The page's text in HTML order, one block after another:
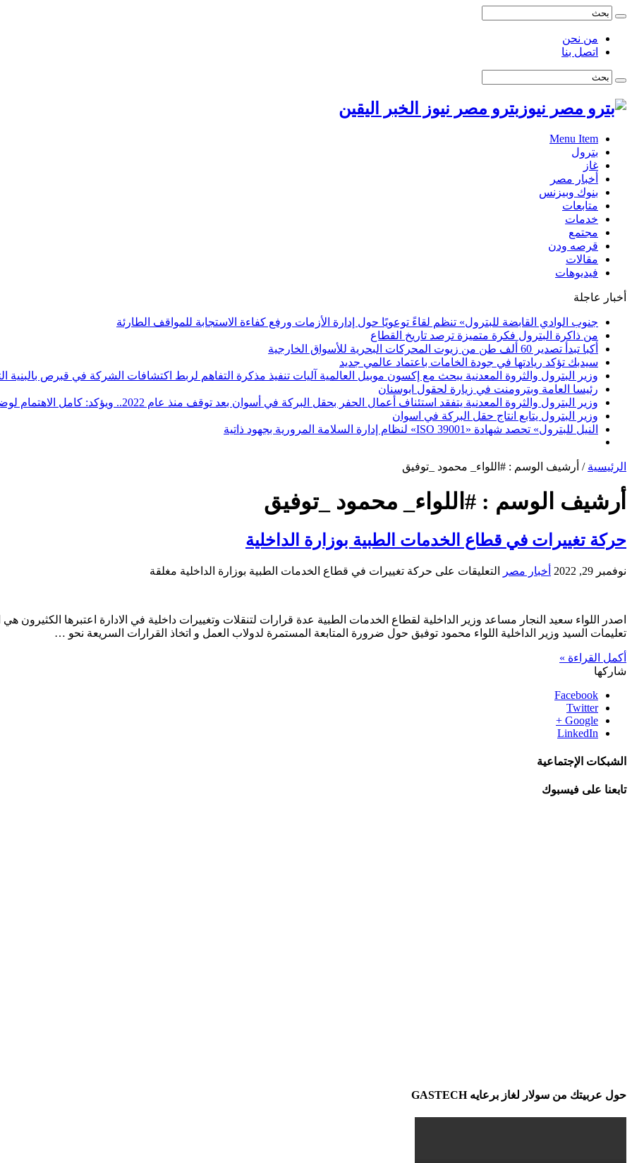
من نحن
اتصل بنا
بترو مصر نيوز الخبر اليقين
Menu Item
بترول
غاز
أخبار مصر
بنوك وبيزنس
متابعات
خدمات
مجتمع
قرصه ودن
مقالات
فيديوهات
أخبار عاجلة
جنوب الوادي القابضة للبترول» تنظم لقاءً توعويًا حول إدارة الأزمات ورفع كفاءة الاستجابة للمواقف الطارئة
من ذاكرة البترول فكرة متميزة ترصد تاريخ القطاع
أكبا تبدأ تصدير 60 ألف طن من زيوت المحركات البحرية للأسواق الخارجية
سيدبك تؤكد ريادتها في جودة الخامات باعتماد عالمي جديد
وزير البترول والثروة المعدنية يبحث مع إكسون موبيل العالمية آليات تنفيذ مذكرة التفاهم لربط اكتشافات الشركة في قبرص بالبنية
رئيسا العامة وبترومنت في زيارة لحقول ابوسنان
وزير البترول والثروة المعدنية يتفقد استئناف أعمال الحفر بحقل البركة في أسوان بعد توقف منذ عام 2022.. ويؤكد: كامل الاهتمام لوضع صعيد مصر على خريطة الاستثمار البترولي
وزير البترول يتابع انتاج حقل البركة في اسوان
النيل للبترول» تحصد شهادة «ISO 39001» لنظام إدارة السلامة المرورية بجهود ذاتية
الرئيسية / أرشيف الوسم : #اللواء_ محمود _توفيق
أرشيف الوسم : #اللواء_ محمود _توفيق
حركة تغييرات في قطاع الخدمات الطبية بوزارة الداخلية
نوفمبر 29, 2022 أخبار مصر التعليقات على حركة تغييرات في قطاع الخدمات الطبية بوزارة الداخلية مغلقة
اصدر اللواء سعيد النجار مساعد وزير الداخلية لقطاع الخدمات الطبية عدة قرارات لتنقلات وتغييرات داخلية في الادارة اعتبرها
تعليمات السيد وزير الداخلية اللواء محمود توفيق حول ضرورة المتابعة المستمرة لدولاب العمل و اتخاذ القرارات السريعة نحو …
أكمل القراءة »
شاركها
Facebook
Twitter
Google +
LinkedIn
الشبكات الإجتماعية
تابعنا على فيسبوك
حول عربيتك من سولار لغاز برعايه GASTECH